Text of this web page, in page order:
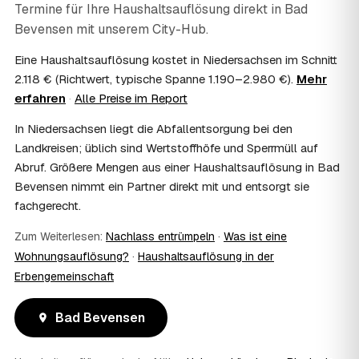
07 Ist die Haushaltsauflösung im Nachlass
steuerlich absetzbar?
Haushaltsauflösung als Nachlassverbindlichkeit die
Erbschaftsteuer mindern, bei vermieteten Objekten teils
als Werbungskosten. Sie erhalten eine ordentliche
Steuerberater – wir liefern die nötigen Unterlagen.
08 Muss ich als Erbe in Bad Bevensen vor Ort
anwesend sein?
Nein, Sie müssen nicht durchgängig anwesend sein. Viele
Erben übergeben in Bad Bevensen nur die Schlüssel und
kurze Übergabe zu Beginn und zur besenreinen Abnahme
genügt meist.
09 Bekomme ich einen Entsorgungsnachweis?
Verwertungsnachweis über die fachgerechte Entsorgung.
So ist dokumentiert, dass der Hausstand in Bad
Termine für Ihre Haushaltsauflösung direkt in Bad
Bevensen mit unserem City-Hub.
Eine Haushaltsauflösung kostet in Niedersachsen im Schnitt
2.118 € (Richtwert, typische Spanne 1.190–2.980 €). Mehr
erfahren · Alle Preise im Report
In Niedersachsen liegt die Abfallentsorgung bei den
Landkreisen; üblich sind Wertstoffhöfe und Sperrmüll auf
Abruf. Größere Mengen aus einer Haushaltsauflösung in Bad
Bevensen nimmt ein Partner direkt mit und entsorgt sie
fachgerecht.
Zum Weiterlesen: Nachlass entrümpeln · Was ist eine
Wohnungsauflösung? · Haushaltsauflösung in der
Erbengemeinschaft
Bad Bevensen